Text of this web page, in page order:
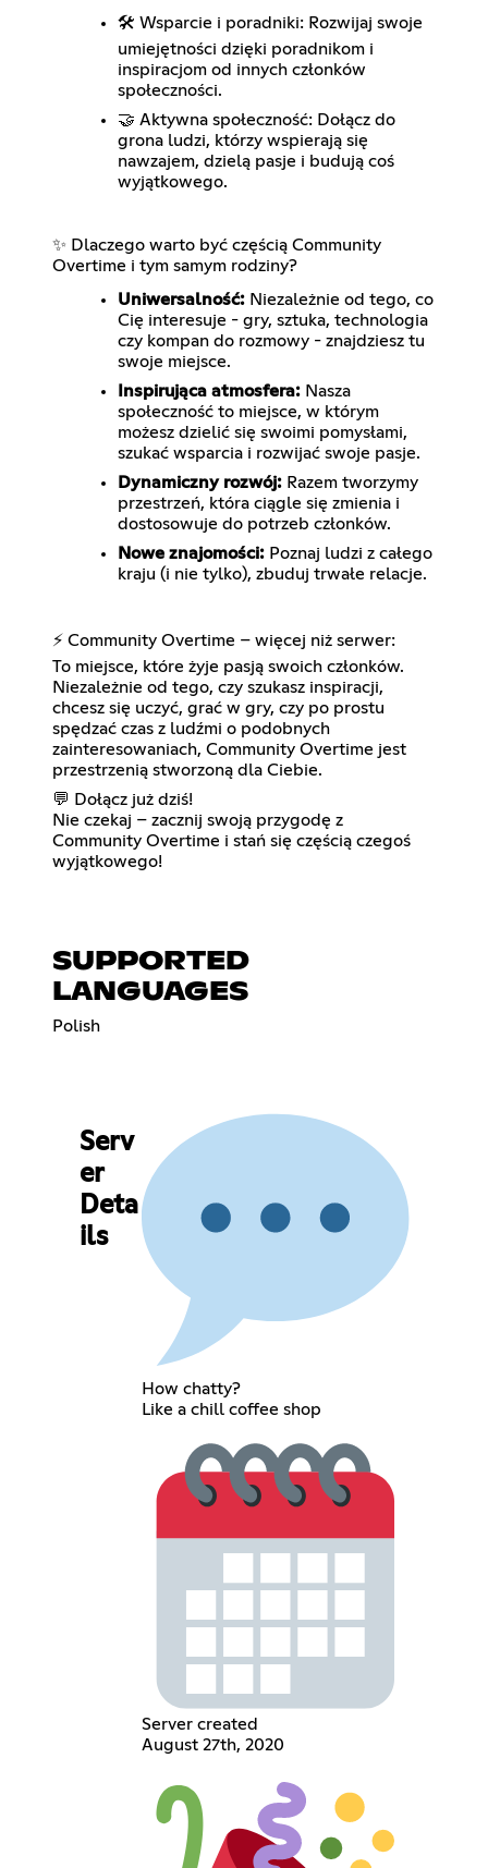
🛠️ Wsparcie i poradniki: Rozwijaj swoje
umiejętności dzięki poradnikom i
inspiracjom od innych członków
społeczności.
🤝 Aktywna społeczność: Dołącz do
grona ludzi, którzy wspierają się
nawzajem, dzielą pasje i budują coś
wyjątkowego.
✨ Dlaczego warto być częścią Community
Overtime i tym samym rodziny?
Uniwersalność: Niezależnie od tego, co
Cię interesuje - gry, sztuka, technologia
czy kompan do rozmowy - znajdziesz tu
swoje miejsce.
Inspirująca atmosfera: Nasza
społeczność to miejsce, w którym
możesz dzielić się swoimi pomysłami,
szukać wsparcia i rozwijać swoje pasje.
Dynamiczny rozwój: Razem tworzymy
przestrzeń, która ciągle się zmienia i
dostosowuje do potrzeb członków.
Nowe znajomości: Poznaj ludzi z całego
kraju (i nie tylko), zbuduj trwałe relacje.
⚡ Community Overtime – więcej niż serwer:
To miejsce, które żyje pasją swoich członków.
Niezależnie od tego, czy szukasz inspiracji,
chcesz się uczyć, grać w gry, czy po prostu
spędzać czas z ludźmi o podobnych
zainteresowaniach, Community Overtime jest
przestrzenią stworzoną dla Ciebie.
💬 Dołącz już dziś!
Nie czekaj – zacznij swoją przygodę z
Community Overtime i stań się częścią czegoś
wyjątkowego!
SUPPORTED
LANGUAGES
Polish
Serv
er
Deta
ils
How chatty?
Like a chill coffee shop
Server created
August 27th, 2020